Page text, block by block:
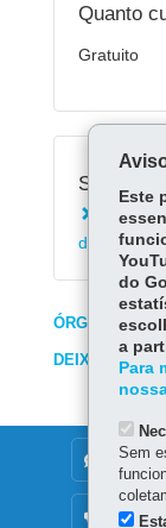
Quanto
Gratuito
Serviços
de Ensino
ÓRGÃO
DEIXE SUA
Este
do
a
Para
Sem